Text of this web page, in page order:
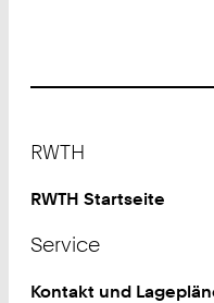
RWTH
RWTH Startseite
Service
Kontakt und